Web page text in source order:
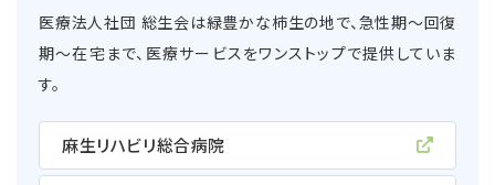
医療法人社団 総生会は緑豊かな柿生の地で、急性期〜回復
期〜在宅まで、医療サービスをワンストップで提供していま
す。
麻生リハビリ総合病院